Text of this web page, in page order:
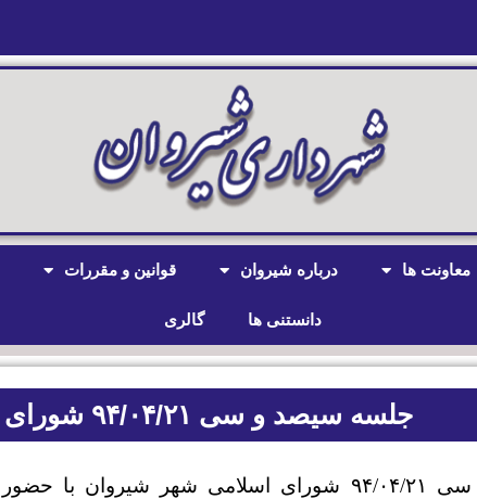
معاونت ها درباره شیروان قوانین و مقررات
دانستنی ها گالری
جلسه سیصد و سی ۹۴/۰۴/۲۱ شورای اسلامی شهر شیروان
جلسه سیصد و سی ۹۴/۰۴/۲۱ شورای اسلامی شهر